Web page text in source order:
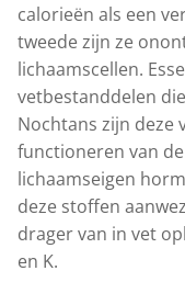
calorieën als een
tweede zijn ze
lichaamscellen.
vetbestanddelen
Nochtans zijn deze
functioneren van
lichaamseigen
deze stoffen
drager van in vet
en K.